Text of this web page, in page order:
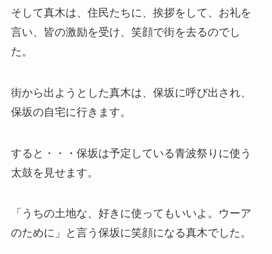
そして真木は、住民たちに、挨拶をして、お礼を
言い、皆の激励を受け、笑顔で街を去るのでし
た。
街から出ようとした真木は、保坂に呼び出され、
保坂の自宅に行きます。
すると・・・保坂は予定している青波祭りに使う
太鼓を見せます。
「うちの土地な、好きに使ってもいいよ。ウーア
のために」と言う保坂に笑顔になる真木でした。